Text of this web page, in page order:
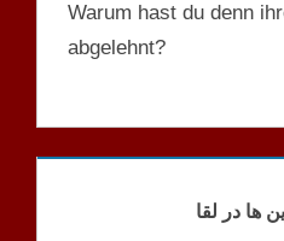
Warum hast du denn
abgelehnt?
ها در لقا